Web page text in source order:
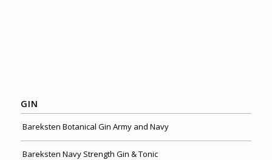
GIN
Bareksten Botanical Gin Army and Navy
Bareksten Navy Strength Gin & Tonic